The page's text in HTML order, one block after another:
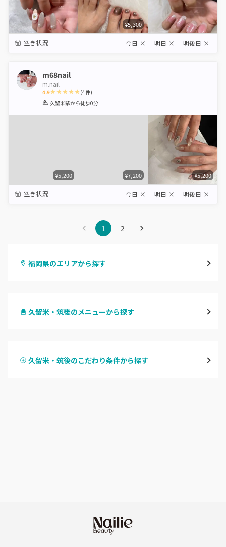
¥5,300
空き状況 今日 × 明日 × 明後日 ×
m68nail
m.nail
4.9
1 2 3 4 5
(4件)
久留米駅から徒歩0分
¥5,200 ¥7,200 ¥5,200
空き状況 今日 × 明日 × 明後日 ×
1 2
福岡県のエリアから探す
警固・赤坂・大濠
久留米・筑後のメニューから探す
ハンドスカルプ
久留米・筑後のこだわり条件から探す